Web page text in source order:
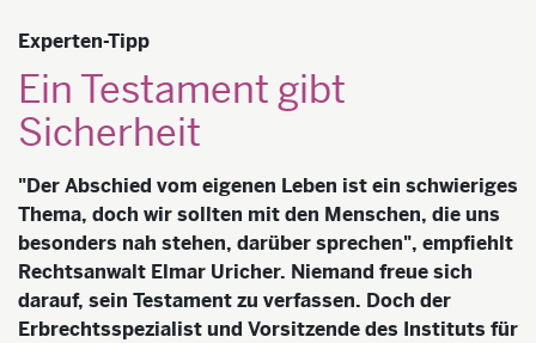
Experten-Tipp
Ein Testament gibt
Sicherheit
"Der Abschied vom eigenen Leben ist ein schwieriges
Thema, doch wir sollten mit den Menschen, die uns
besonders nah stehen, darüber sprechen", empfiehlt
Rechtsanwalt Elmar Uricher. Niemand freue sich
darauf, sein Testament zu verfassen. Doch der
Erbrechtsspezialist und Vorsitzende des Instituts für